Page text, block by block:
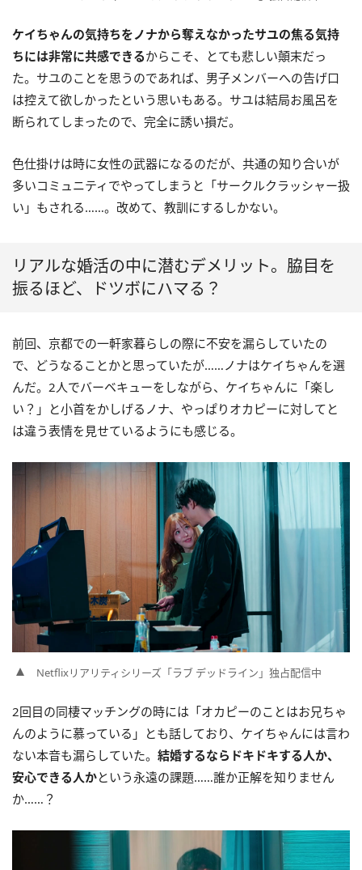
ケイちゃんの気持ちをノナから奪えなかったサユの焦る気持
ちには非常に共感できるからこそ、とても悲しい顛末だっ
た。サユのことを思うのであれば、男子メンバーへの告げ口
は控えて欲しかったという思いもある。サユは結局お風呂を
断られてしまったので、完全に誘い損だ。
色仕掛けは時に女性の武器になるのだが、共通の知り合いが
多いコミュニティでやってしまうと「サークルクラッシャー扱
い」もされる……。改めて、教訓にするしかない。
リアルな婚活の中に潜むデメリット。脇目を
振るほど、ドツボにハマる？
前回、京都での一軒家暮らしの際に不安を漏らしていたの
で、どうなることかと思っていたが……ノナはケイちゃんを選
んだ。2人でバーベキューをしながら、ケイちゃんに「楽し
い？」と小首をかしげるノナ、やっぱりオカピーに対してと
は違う表情を見せているようにも感じる。
Netflixリアリティシリーズ「ラブ デッドライン」独占配信中
2回目の同棲マッチングの時には「オカピーのことはお兄ちゃ
んのように慕っている」とも話しており、ケイちゃんには言わ
ない本音も漏らしていた。 結婚するならドキドキする人か、
安心できる人かという永遠の課題……誰か正解を知りません
か……？